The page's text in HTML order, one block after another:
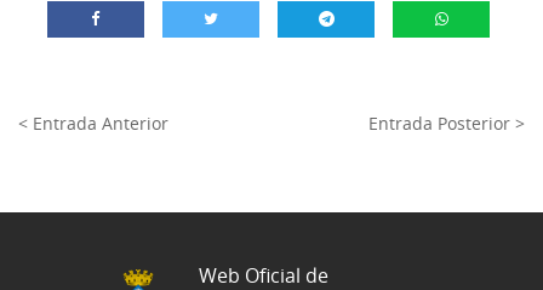
< Entrada Anterior Entrada Posterior >
Web Oficial de